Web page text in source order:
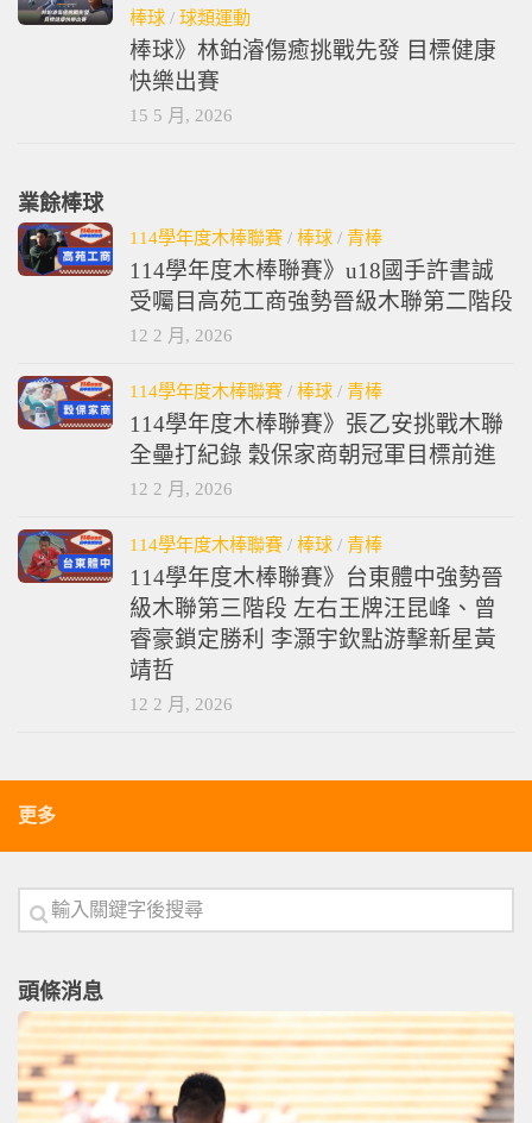
棒球 / 球類運動
棒球》林鉑濬傷癒挑戰先發 目標健康
快樂出賽
15 5 月, 2026
業餘棒球
114學年度木棒聯賽 / 棒球 / 青棒
114學年度木棒聯賽》u18國手許書誠
受囑目高苑工商強勢晉級木聯第二階段
12 2 月, 2026
114學年度木棒聯賽 / 棒球 / 青棒
114學年度木棒聯賽》張乙安挑戰木聯
全壘打紀錄 穀保家商朝冠軍目標前進
12 2 月, 2026
114學年度木棒聯賽 / 棒球 / 青棒
114學年度木棒聯賽》台東體中強勢晉
級木聯第三階段 左右王牌汪昆峰、曾
睿豪鎖定勝利 李灝宇欽點游擊新星黃
靖哲
12 2 月, 2026
更多
頭條消息